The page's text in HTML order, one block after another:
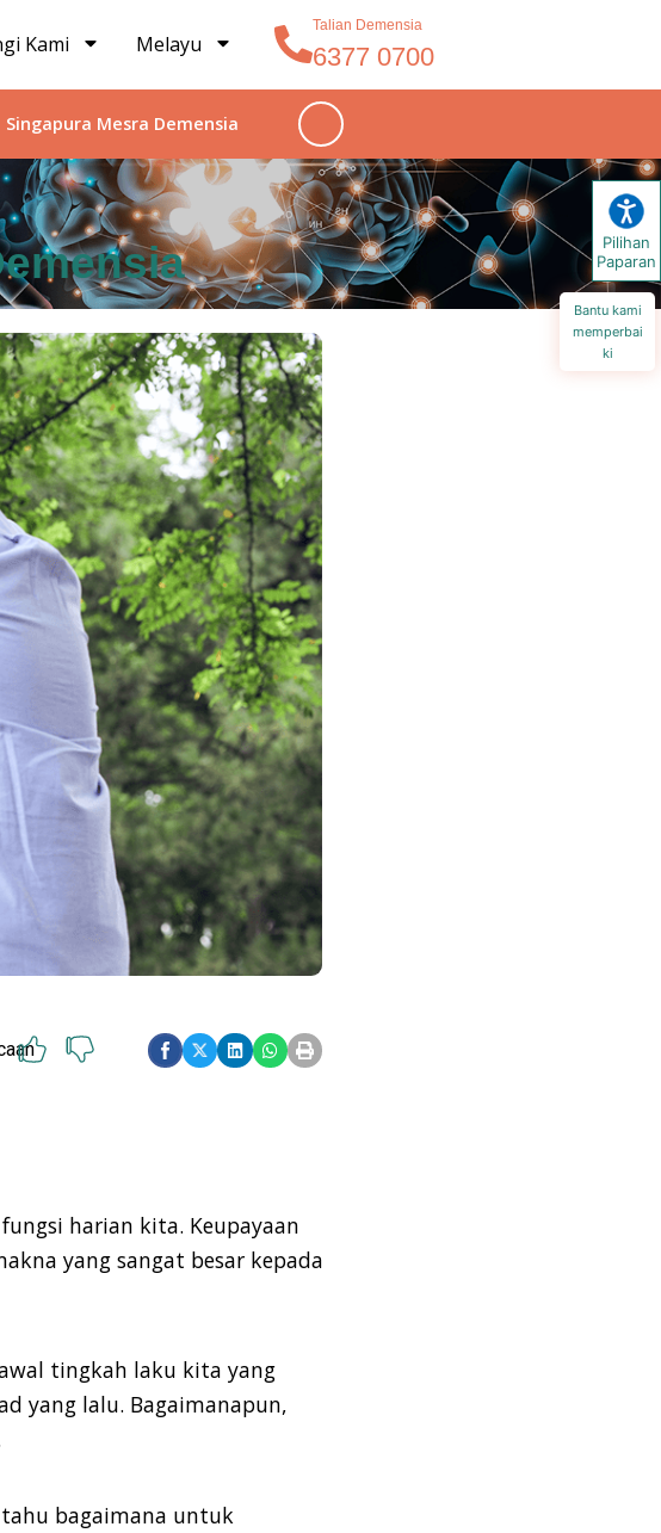
Pilihan
Paparan
Bantu kami
memperbai
ki
Kami Melayu
Talian Demensia
6377 0700
Singapura Mesra Demensia
harian kita. Keupayaan
yang sangat besar kepada
tingkah laku kita yang
yang lalu. Bagaimanapun,
bagaimana untuk